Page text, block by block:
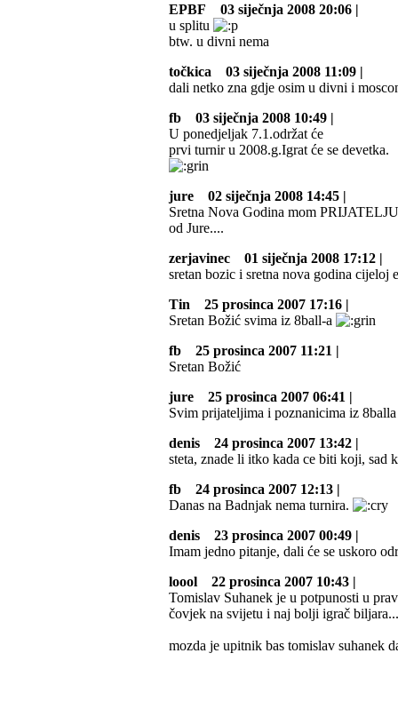
EPBF
03 siječnja 2008 20:06 |
u splitu
btw. u divni nema
točkica
03 siječnja 2008 11:09 |
dali netko zna gdje osim u divni i
fb
03 siječnja 2008 10:49 |
U ponedjeljak 7.1.održat će
prvi turnir u 2008.g.Igrat će se devetka.
jure
02 siječnja 2008 14:45 |
Sretna Nova Godina mom
od Jure....
zerjavinec
01 siječnja 2008 17:12 |
sretan bozic i sretna nova godina cijeloj
Tin
25 prosinca 2007 17:16 |
Sretan Božić svima iz 8ball-a
fb
25 prosinca 2007 11:21 |
Sretan Božić
jure
25 prosinca 2007 06:41 |
Svim prijateljima i poznanicima iz
denis
24 prosinca 2007 13:42 |
steta, znade li itko kada ce biti koji, sad
fb
24 prosinca 2007 12:13 |
Danas na Badnjak nema turnira.
denis
23 prosinca 2007 00:49 |
Imam jedno pitanje, dali će se uskoro
loool
22 prosinca 2007 10:43 |
Tomislav Suhanek je u potpunosti u
čovjek na svijetu i naj bolji igrač
mozda je upitnik bas tomislav suhanek